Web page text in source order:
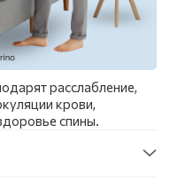
расслабление,
крови,
спины.